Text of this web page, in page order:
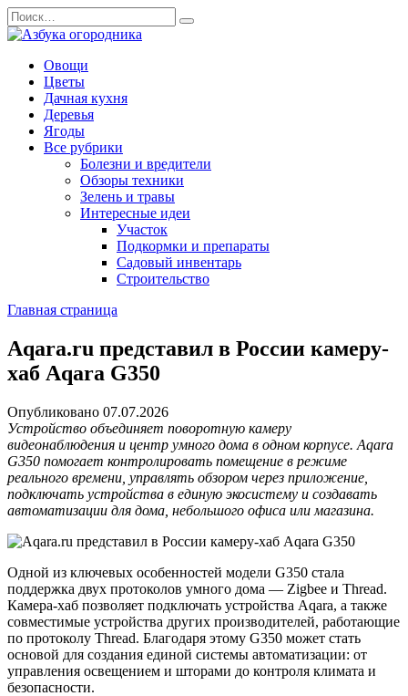
Перейти
к
содержанию
Search
for:
Овощи
Цветы
Дачная кухня
Деревья
Ягоды
Все рубрики
Болезни и вредители
Обзоры техники
Зелень и травы
Интересные идеи
Участок
Подкормки и препараты
Садовый инвентарь
Строительство
Главная страница
Aqara.ru представил в России камеру-
хаб Aqara G350
Опубликовано 07.07.2026
Устройство объединяет поворотную камеру
видеонаблюдения и центр умного дома в одном корпусе. Aqara
G350 помогает контролировать помещение в режиме
реального времени, управлять обзором через приложение,
подключать устройства в единую экосистему и создавать
автоматизации для дома, небольшого офиса или магазина.
Одной из ключевых особенностей модели G350 стала
поддержка двух протоколов умного дома — Zigbee и Thread.
Камера-хаб позволяет подключать устройства Aqara, а также
совместимые устройства других производителей, работающие
по протоколу Thread. Благодаря этому G350 может стать
основой для создания единой системы автоматизации: от
управления освещением и шторами до контроля климата и
безопасности.